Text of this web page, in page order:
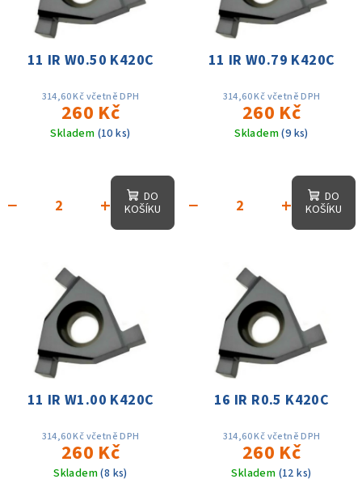
11 IR W0.50 K420C
314,60 Kč včetně DPH
260 Kč
Skladem (10 ks)
+
−
DO
KOŠÍKU
11 IR W0.79 K420C
314,60 Kč včetně DPH
260 Kč
Skladem(9 ks)
+
−
DO
KOŠÍKU
11 IR W1.00 K420C
314,60 Kč včetně DPH
260 Kč
Skladem(8 ks)
16 IR R0.5 K420C
314,60 Kč včetně DPH
260 Kč
Skladem (12 ks)